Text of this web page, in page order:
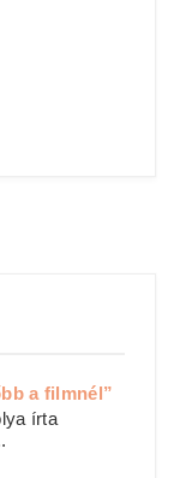
a filmnél”
írta